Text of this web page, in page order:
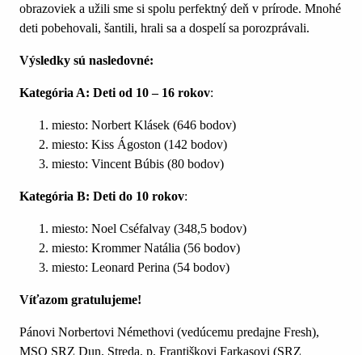
obrazoviek a užili sme si spolu perfektný deň v prírode. Mnohé
deti pobehovali, šantili, hrali sa a dospelí sa porozprávali.
Výsledky sú nasledovné:
Kategória A: Deti od 10 – 16 rokov:
miesto: Norbert Klásek (646 bodov)
miesto: Kiss Ágoston (142 bodov)
miesto: Vincent Búbis (80 bodov)
Kategória B: Deti do 10 rokov:
miesto: Noel Cséfalvay (348,5 bodov)
miesto: Krommer Natália (56 bodov)
miesto: Leonard Perina (54 bodov)
Víťazom gratulujeme!
Pánovi Norbertovi Némethovi (vedúcemu predajne Fresh),
MSO SRZ Dun. Streda, p. Františkovi Farkasovi (SRZ